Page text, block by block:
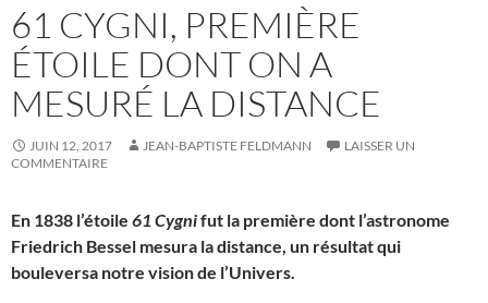
61 CYGNI, PREMIÈRE
ÉTOILE DONT ON A
MESURÉ LA DISTANCE
JUIN 12, 2017 JEAN-BAPTISTE FELDMANN
LAISSER UN
COMMENTAIRE
En 1838 l’étoile 61 Cygnifut la première dont l’astronome
Friedrich Bessel mesura la distance, un résultat qui
bouleversa notre vision de l’Univers.